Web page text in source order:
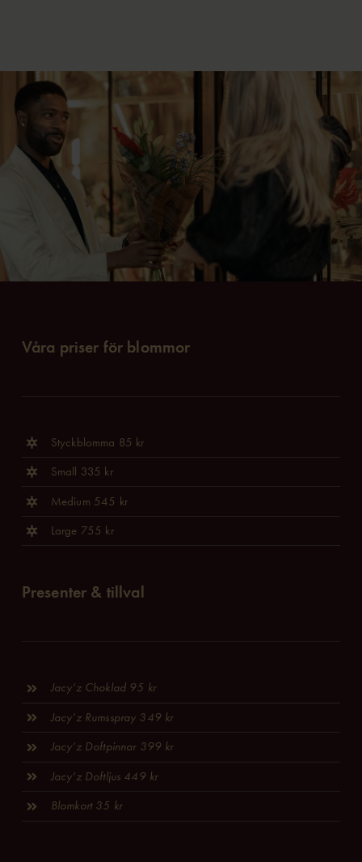
Våra priser för blommor
Styckblomma 85 kr
Small 335 kr
Medium 545 kr
Large 755 kr
Presenter & tillval
Jacy’z Choklad 95 kr
Jacy’z Rumsspray 349 kr
Jacy’z Doftpinnar 399 kr
Jacy’z Doftljus 449 kr
Blomkort 35 kr